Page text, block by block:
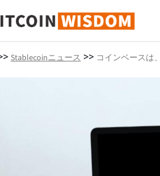
トコインの知恵
Stablecoinニュース >> コインベースは